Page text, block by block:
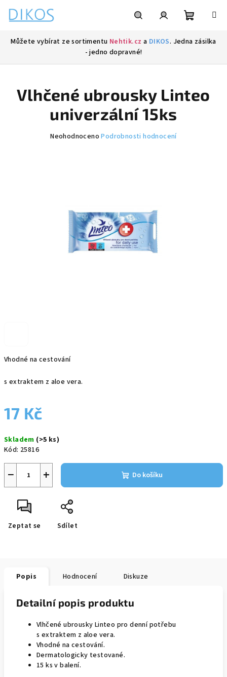
obsah
Můžete vybírat ze sortimentu Nehtik.cz a DIKOS. Jedna zásilka
- jedno dopravné!
Vhodné na cestování
s extraktem z aloe vera.
17 Kč
cena:
Skladem (>5 ks)
Kód: 25816
+
− Do košíku
Zeptat se Sdílet
Vlhčené ubrousky Linteo
univerzální 15ks
Průměrné
Neohodnoceno Podrobnosti hodnocení
Popis Hodnocení Diskuze
Detailní popis produktu
Vlhčené ubrousky Linteo pro denní potřebu
s extraktem z aloe vera.
Vhodné na cestování.
Dermatologicky testované.
15 ks v balení.